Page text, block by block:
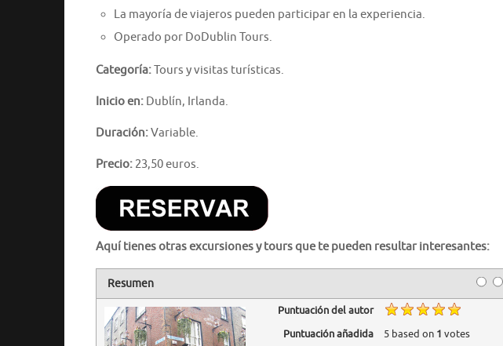
La mayoría de viajeros pueden participar en la experiencia.
Operado por DoDublin Tours.
Categoría:Tours y visitas turísticas.
Inicio en: Dublín, Irlanda.
Duración:Variable.
Precio: 23,50 euros.
Aquí tienes otras excursiones y tours que te pueden resultar interesantes:
Resumen
Puntuación del autor
Puntuación añadida
5based on 1 votes